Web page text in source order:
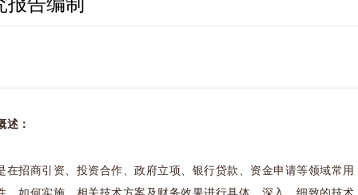
：
商引资、投资合作、政府立项、银行贷款、资金申请等领域常用